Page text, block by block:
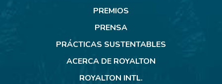
PREMIOS
PRENSA
PRÁCTICAS SUSTENTABLES
ACERCA DE ROYALTON
ROYALTON INTL.